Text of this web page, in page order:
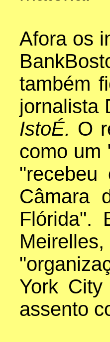
Afora os
também
jornalista
IstoÉ. O
como um
Câmara
Flórida".
York
assento